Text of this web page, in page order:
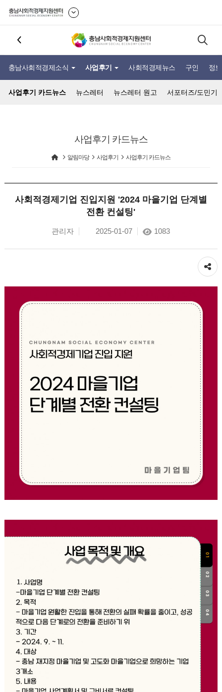
충남사회적경제소식 사업후기 사회적경제뉴스 구인 정
사업후기 카드뉴스 뉴스레터 뉴스레터 원고 서포터즈/도민기
사업후기 카드뉴스
알림마당 사업후기 사업후기 카드뉴스
사회적경제기업 진입지원 '2024 마을기업 단계별
전환 컨설팅'
관리자 2025-01-07 1083
공유하기